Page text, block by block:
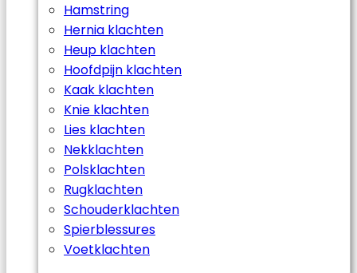
Hamstring
Hernia klachten
Heup klachten
Hoofdpijn klachten
Kaak klachten
Knie klachten
Lies klachten
Nekklachten
Polsklachten
Rugklachten
Schouderklachten
Spierblessures
Voetklachten